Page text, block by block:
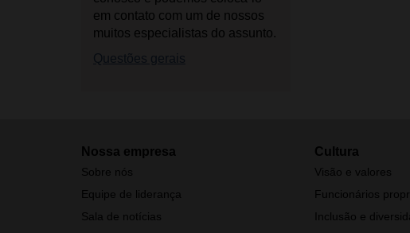
em contato com um de nossos
muitos especialistas do assunto.
Questões gerais
Nossa empresa
Sobre nós
Equipe de liderança
Sala de notícias
Cultura
Visão e valores
Funcionários
Inclusão e